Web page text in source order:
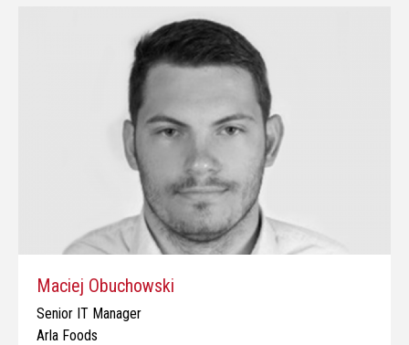
Maciej Obuchowski
Senior IT Manager
Arla Foods